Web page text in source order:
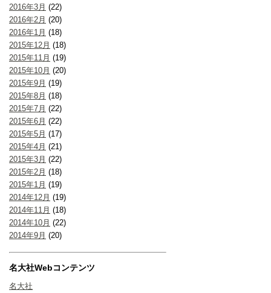
2016年3月 (22)
2016年2月 (20)
2016年1月 (18)
2015年12月 (18)
2015年11月 (19)
2015年10月 (20)
2015年9月 (19)
2015年8月 (18)
2015年7月 (22)
2015年6月 (22)
2015年5月 (17)
2015年4月 (21)
2015年3月 (22)
2015年2月 (18)
2015年1月 (19)
2014年12月 (19)
2014年11月 (18)
2014年10月 (22)
2014年9月 (20)
名大社Webコンテンツ
名大社